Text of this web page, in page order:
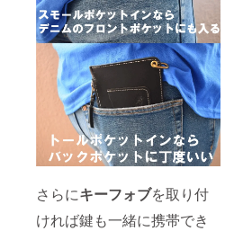
さらにキーフォブを取り付
ければ鍵も一緒に携帯でき